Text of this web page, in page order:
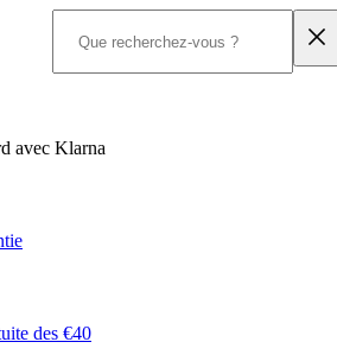
avec Klarna
des €40